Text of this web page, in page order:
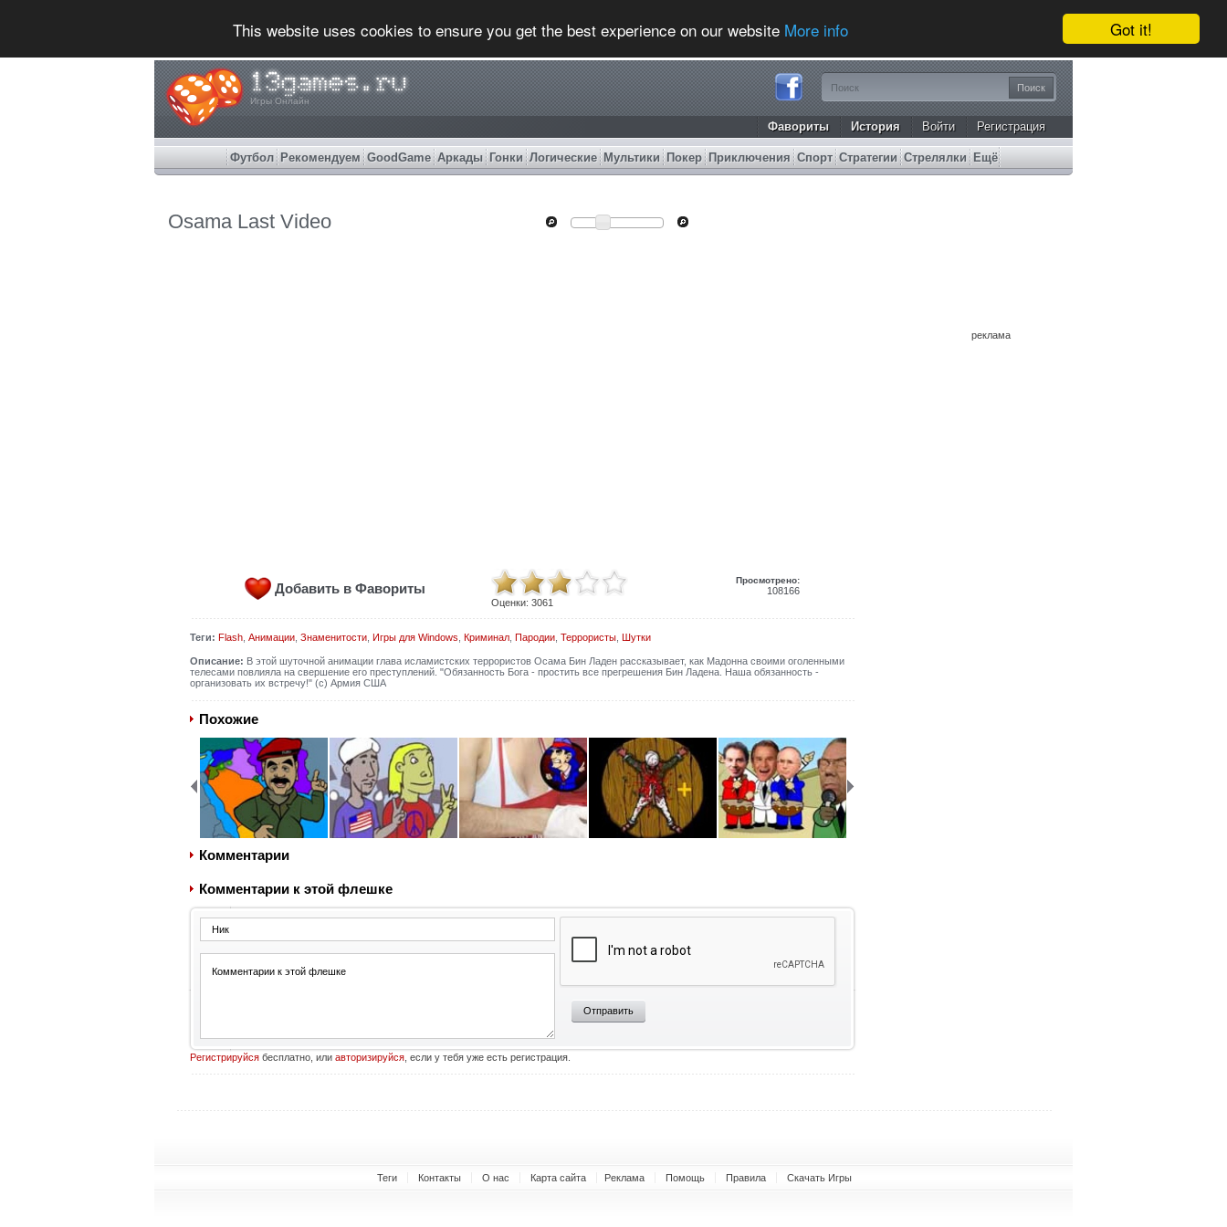
Got it!
This website uses cookies to ensure you get the best experience on our website More info
Игры Онлайн
Фавориты История Войти Регистрация
Футбол Рекомендуем GoodGame Аркады Гонки Логические Мультики Покер Приключения Спорт Стратегии Стрелялки Ещё
Osama Last Video
Добавить в Фавориты
Оценки: 3061
Просмотрено:
108166
Теги: Flash, Анимации, Знаменитости, Игры для Windows Криминал, Пародии, Террористы, Шутки
Описание: В этой шуточной анимации глава исламистских террористов Осама Бин Ладен рассказывает, как Мадонна своими оголенными
телесами повлияла на свершение его преступлений. "Обязанность Бога - простить все прегрешения Бин Ладена. Наша обязанность -
организовать их встречу!" (с) Армия США
Похожие
Комментарии
Комментарии к этой флешке
Отправить
Регистрируйсябесплатно, или авторизируйся, если у тебя уже есть регистрация.
реклама
Теги Контакты О нас Карта сайта Реклама Помощь Правила Скачать Игры